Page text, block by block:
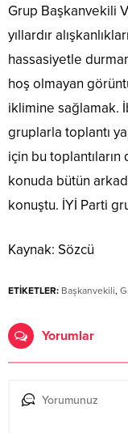
Grup Başkanvekili
yıllardır
hassasiyetle
hoş olmayan
iklimine sağlamak.
gruplarla toplantı
için bu
konuda bütün
konuştu. İYİ Parti
Kaynak: Sözcü
ETİKETLER: Başkanvekili,
Yorumlar